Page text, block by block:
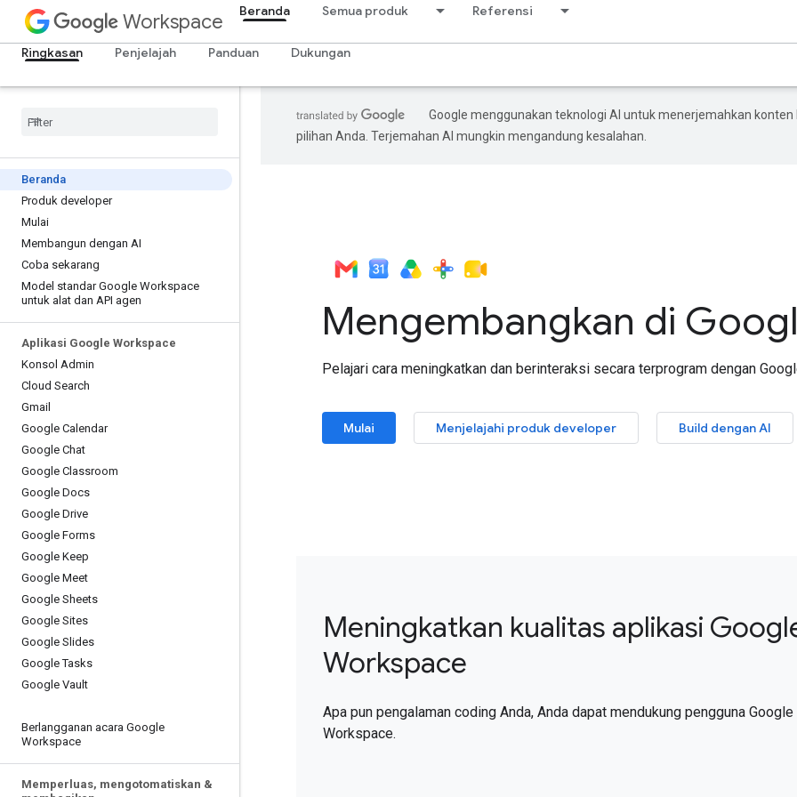
Workspace Beranda Semua produk Referensi
Ringkasan Penjelajah Panduan Dukungan
Beranda
Produk developer
Mulai
Membangun dengan AI
Coba sekarang
Model standar Google Workspace
untuk alat dan API agen
Aplikasi Google Workspace
Konsol Admin
Cloud Search
Gmail
Google Calendar
Google Chat
Google Classroom
Google Docs
Google Drive
Google Forms
Google Keep
Google Meet
Google Sheets
Google Sites
Google Slides
Google Tasks
Google Vault
Berlangganan acara Google
Workspace
Memperluas, mengotomatiskan &
Google menggunakan teknologi AI untuk menerjemahkan konten
pilihan Anda. Terjemahan AI mungkin mengandung kesalahan.
Mengembangkan di
Pelajari cara meningkatkan dan berinteraksi secara terprogram dengan
Mulai Menjelajahi produk developer Build dengan AI
Meningkatkan kualitas aplikasi
Workspace
Apa pun pengalaman coding Anda, Anda dapat mendukung pengguna Google
Workspace.